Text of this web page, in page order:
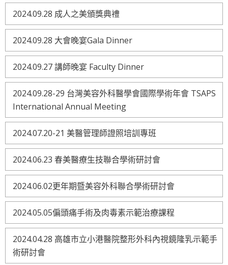
2024.09.28 成人之美頒獎典禮
2024.09.28 大會晚宴Gala Dinner
2024.09.27 講師晚宴 Faculty Dinner
2024.09.28-29 台灣美容外科醫學會國際學術年會 TSAPS
International Annual Meeting
2024.07.20-21 美醫管理師證照培訓專班
2024.06.23 春美醫療生技聯合學術研討會
2024.06.02更年期暨美容外科聯合學術研討會
2024.05.05偏頭痛手術及肉毒素示範治療課程
2024.04.28 高雄市立小港醫院整形外科內視鏡隆乳示範手
術研討會